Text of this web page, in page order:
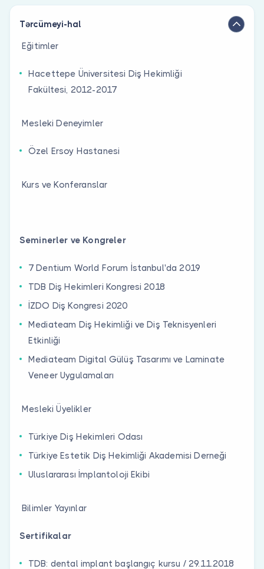
Tərcümeyi-hal
Eğitimler
Hacettepe Üniversitesi Diş Hekimliği
Fakültesi, 2012-2017
Mesleki Deneyimler
Özel Ersoy Hastanesi
Kurs ve Konferanslar
Seminerler ve Kongreler
7 Dentium World Forum İstanbul'da 2019
TDB Diş Hekimleri Kongresi 2018
İZDO Diş Kongresi 2020
Mediateam Diş Hekimliği ve Diş Teknisyenleri
Etkinliği
Mediateam Digital Gülüş Tasarımı ve Laminate
Veneer Uygulamaları
Mesleki Üyelikler
Türkiye Diş Hekimleri Odası
Türkiye Estetik Diş Hekimliği Akademisi Derneği
Uluslararası İmplantoloji Ekibi
Bilimler Yayınlar
Sertifikalar
TDB: dental implant başlangıç kursu / 29.11.2018